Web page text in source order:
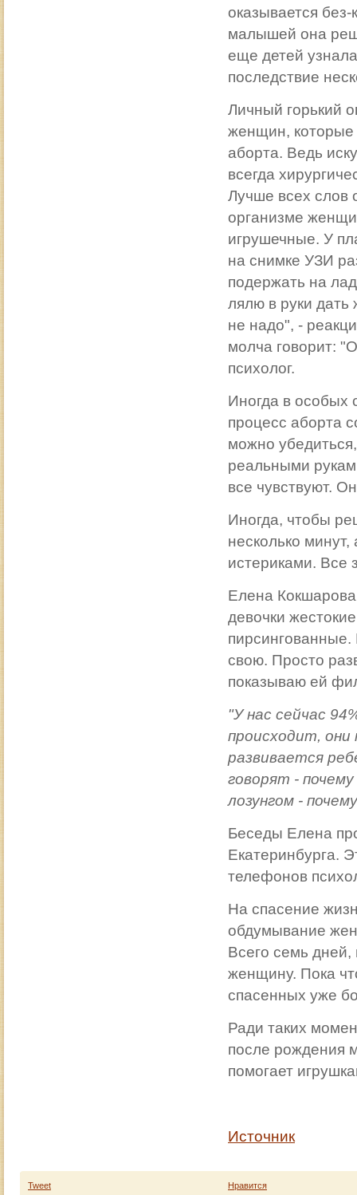
оказывается
малышей она
еще детей
последствие
Личный горький
женщин, которые
аборта. Ведь
всегда
Лучше всех слов
организме
игрушечные. У
на снимке УЗИ
подержать на
лялю в руки дать
не надо", -
молча говорит:
психолог.
Иногда в особых
процесс аборта
можно
реальными
все чувствуют.
Иногда, чтобы
несколько
истериками. Все
Елена
девочки
пирсингованные.
свою. Просто
показываю ей
"У нас сейчас
происходит, они
развивается
говорят -
лозунгом -
Беседы Елена
Екатеринбурга.
телефонов
На спасение
обдумывание
Всего семь дней,
женщину. Пока
спасенных уже
Ради таких
после рождения
помогает
Источник
Tweet Нравится